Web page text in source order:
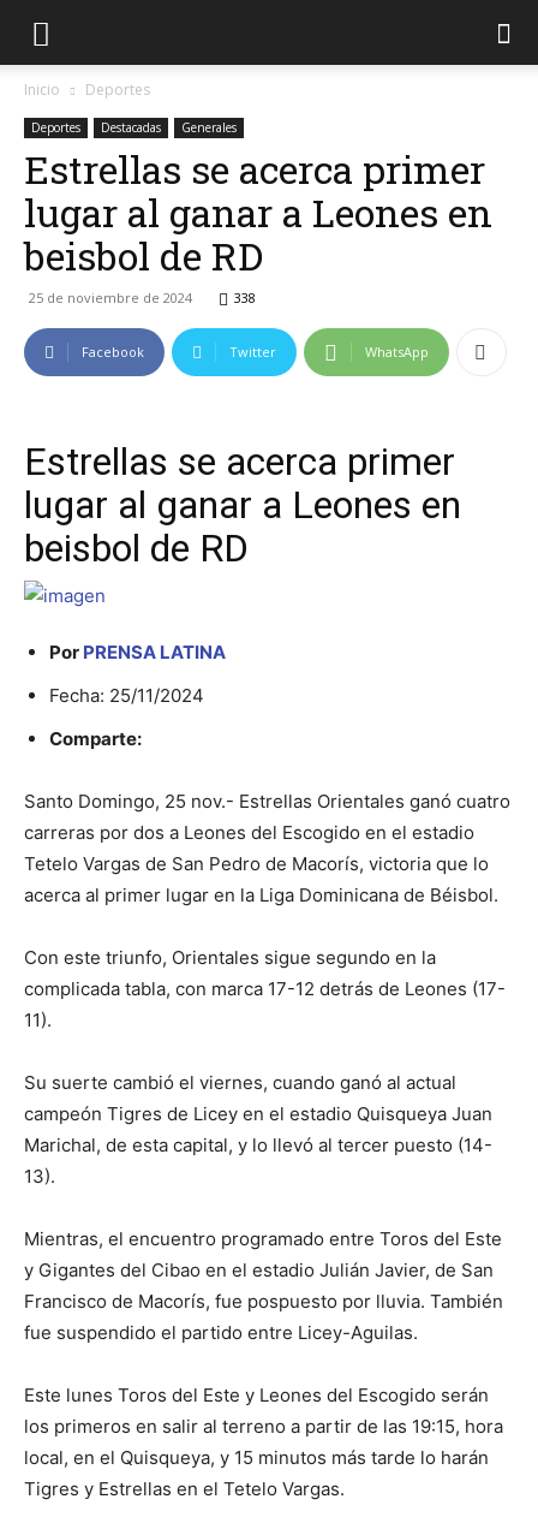
Inicio Deportes
Deportes Destacadas Generales
Estrellas se acerca primer
lugar al ganar a Leones en
beisbol de RD
25 de noviembre de 2024 338
Facebook Twitter WhatsApp
Estrellas se acerca primer
lugar al ganar a Leones en
beisbol de RD
Por PRENSA LATINA
Fecha: 25/11/2024
Comparte:
Santo Domingo, 25 nov.- Estrellas Orientales ganó cuatro
carreras por dos a Leones del Escogido en el estadio
Tetelo Vargas de San Pedro de Macorís, victoria que lo
acerca al primer lugar en la Liga Dominicana de Béisbol.
Con este triunfo, Orientales sigue segundo en la
complicada tabla, con marca 17-12 detrás de Leones (17-
11).
Su suerte cambió el viernes, cuando ganó al actual
campeón Tigres de Licey en el estadio Quisqueya Juan
Marichal, de esta capital, y lo llevó al tercer puesto (14-
13).
Mientras, el encuentro programado entre Toros del Este
y Gigantes del Cibao en el estadio Julián Javier, de San
Francisco de Macorís, fue pospuesto por lluvia. También
fue suspendido el partido entre Licey-Aguilas.
Este lunes Toros del Este y Leones del Escogido serán
los primeros en salir al terreno a partir de las 19:15, hora
local, en el Quisqueya, y 15 minutos más tarde lo harán
Tigres y Estrellas en el Tetelo Vargas.